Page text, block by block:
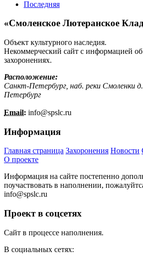
Последняя
«Смоленское Лютеранское
Объект культурного наследия.
Некоммерческий сайт с информацией
захоронениях.
Расположение:
Санкт-Петербург, наб. реки Смоленки
Петербург
Email: info@spslc.ru
Информация
Главная страница Захоронения Новости
О проекте
Информация на сайте постепенно
поучаствовать в наполнении,
info@spslc.ru
Проект в соцсетях
Сайт в процессе наполнения.
В социальных сетях: